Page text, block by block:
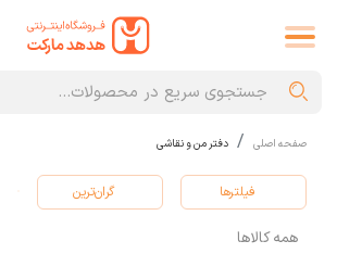
صفحه اصلی دفتر من و نقاشی
فیلترها گران‌ترین
همه کالاها